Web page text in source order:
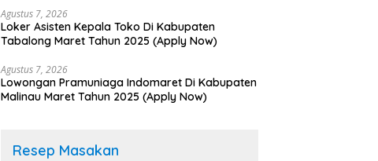
Agustus 7, 2026
Loker Asisten Kepala Toko Di Kabupaten
Tabalong Maret Tahun 2025 (Apply Now)
Agustus 7, 2026
Lowongan Pramuniaga Indomaret Di Kabupaten
Malinau Maret Tahun 2025 (Apply Now)
Resep Masakan